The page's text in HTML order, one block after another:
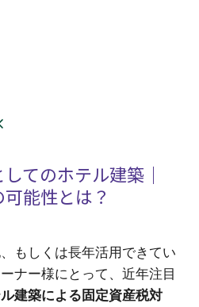
てのホテル建築｜
能性とは？
もしくは長年活用できてい
ナー様にとって、近年注目
建築による固定資産税対